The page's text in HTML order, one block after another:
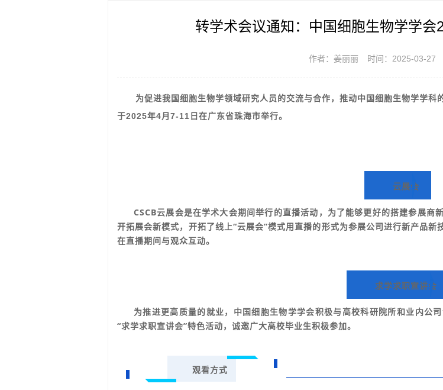
转学术会议通知：中国细胞生物学学会
作者：姜丽丽 时间：2025-03-27
为促进我国细胞生物学领域研究人员的交流与合作，推动中国细胞生物学学科
于2025年4月7-11日 在广东省珠海市举行。
云展会
CSCB云展会是在学术大会期间举行的直播活动，为了能够更好的搭建参展
开拓展会新模式，开拓了线上“云展会”模式用直播的形式为参展公司进行新产品
在直播期间与观众互动。
求学求职宣讲会
为推进更高质量的就业，中国细胞生物学学会积极与高校科研院所和业内公
“求学求职宣讲会”特色活动， 诚邀广大高校毕业生积极参加。
观看方式